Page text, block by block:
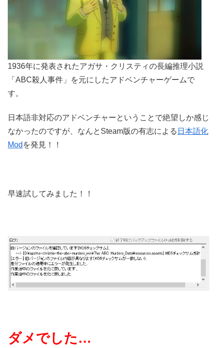
1936年に発表されたアガサ・クリスティの長編推理小説
「ABC殺人事件」を元にしたアドベンチャーゲームで
す。
日本語非対応のアドベンチャーということで絶望しか感じ
なかったのですが、なんとSteam版の有志による 日本語化
Mod を発見！！
早速試してみました！！
ダメでした…